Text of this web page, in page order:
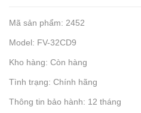
Mã sản phẩm: 2452
Model: FV-32CD9
Kho hàng: Còn hàng
Tình trạng: Chính hãng
Thông tin bảo hành: 12 tháng